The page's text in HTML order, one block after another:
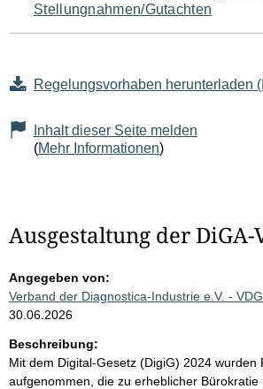
Stellungnahmen/Gutachten
Regelungsvorhaben herunterladen
Inhalt dieser Seite melden
(Mehr Informationen)
Ausgestaltung der
Angegeben von:
Verband der Diagnostica-Industrie e.V. -
30.06.2026
Beschreibung:
Mit dem Digital-Gesetz (DigiG) 2024 wurden
aufgenommen, die zu erheblicher Bürokratie